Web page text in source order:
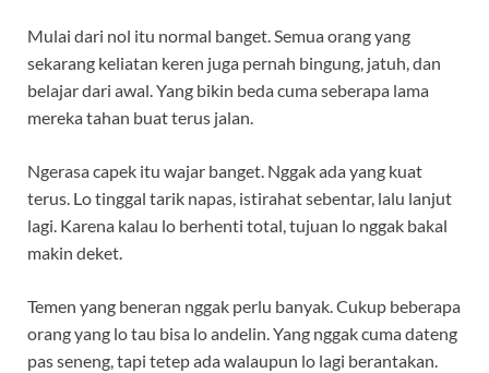
Mulai dari nol itu normal banget. Semua orang yang
sekarang keliatan keren juga pernah bingung, jatuh, dan
belajar dari awal. Yang bikin beda cuma seberapa lama
mereka tahan buat terus jalan.
Ngerasa capek itu wajar banget. Nggak ada yang kuat
terus. Lo tinggal tarik napas, istirahat sebentar, lalu lanjut
lagi. Karena kalau lo berhenti total, tujuan lo nggak bakal
makin deket.
Temen yang beneran nggak perlu banyak. Cukup beberapa
orang yang lo tau bisa lo andelin. Yang nggak cuma dateng
pas seneng, tapi tetep ada walaupun lo lagi berantakan.